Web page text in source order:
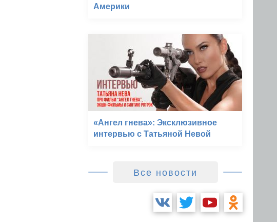
Америки
«Ангел гнева»: Эксклюзивное
интервью с Татьяной Невой
Все новости